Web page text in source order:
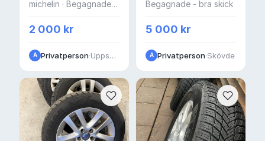
michelin · Begagnade - Mycket bra skick
2 000 kr
A Privatperson· Uppsala
Begagnade - bra skick
5 000 kr
A Privatperson·Skövde